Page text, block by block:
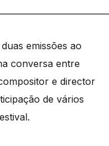
emissões ao
conversa entre
e director
de vários